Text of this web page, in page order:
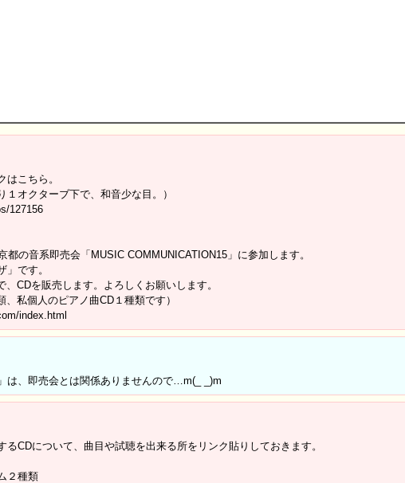
はこちら。
１オクターブ下で、和音少な目。）
127156
都の音系即売会「MUSIC COMMUNICATION15」に参加します。
」です。
CDを販売します。よろしくお願いします。
、私個人のピアノ曲CD１種類です）
index.html
は、即売会とは関係ありませんので…m(_ _)m
るCDについて、曲目や試聴を出来る所をリンク貼りしておきます。
２種類